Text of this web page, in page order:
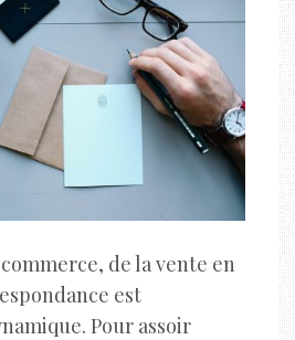
de la vente en
est
Pour assoir